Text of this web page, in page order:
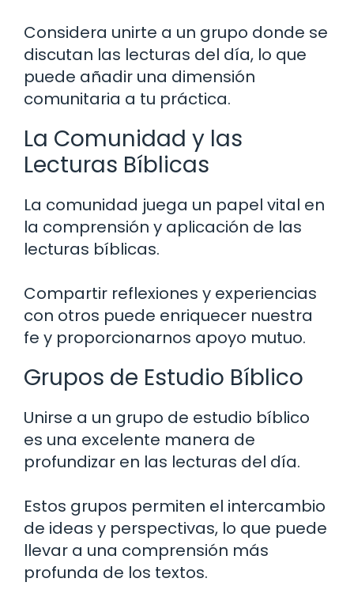
Considera unirte a un grupo donde se
discutan las lecturas del día, lo que
puede añadir una dimensión
comunitaria a tu práctica.
La Comunidad y las
Lecturas Bíblicas
La comunidad juega un papel vital en
la comprensión y aplicación de las
lecturas bíblicas.
Compartir reflexiones y experiencias
con otros puede enriquecer nuestra
fe y proporcionarnos apoyo mutuo.
Grupos de Estudio Bíblico
Unirse a un grupo de estudio bíblico
es una excelente manera de
profundizar en las lecturas del día.
Estos grupos permiten el intercambio
de ideas y perspectivas, lo que puede
llevar a una comprensión más
profunda de los textos.